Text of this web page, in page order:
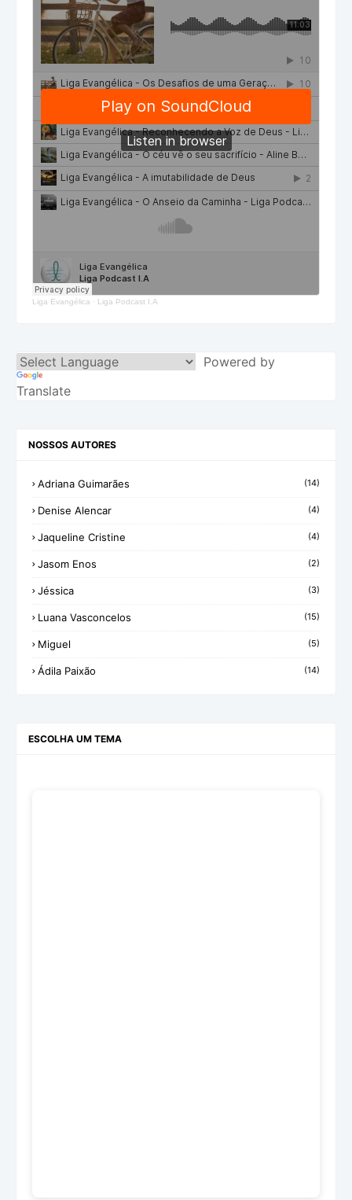
Liga Evangélica · Liga Podcast I.A
Powered by
Translate
NOSSOS AUTORES
Adriana Guimarães (14)
Denise Alencar (4)
Jaqueline Cristine (4)
Jasom Enos (2)
Jéssica (3)
Luana Vasconcelos (15)
Miguel (5)
Ádila Paixão (14)
ESCOLHA UM TEMA